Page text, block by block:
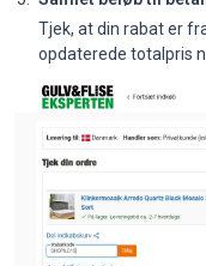
Tjek, at din rabat er
opdaterede totalpris